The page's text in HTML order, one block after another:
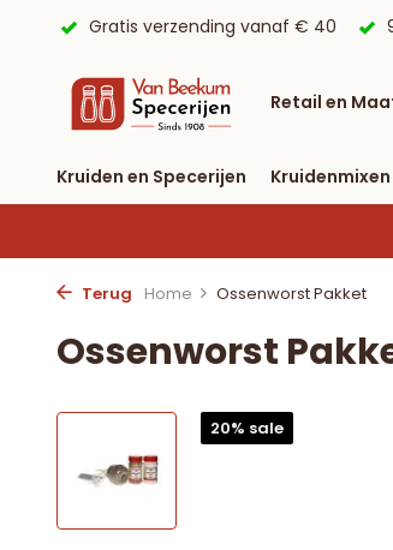
9,6/10 Webwinkelkeur ✔ Voor
Retail en
Kruiden en Specerijen Kruidenmixen
Terug Home Ossenworst Pakket
Ossenworst
20% sale